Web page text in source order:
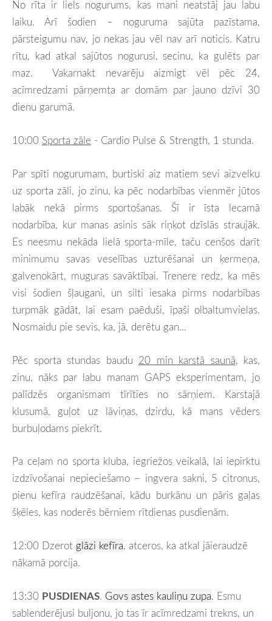
No rīta ir liels nogurums, kas mani neatstāj jau labu
laiku. Arī šodien – noguruma sajūta pazīstama,
pārsteigumu nav, jo nekas jau vēl nav arī noticis. Katru
rītu, kad atkal sajūtos nogurusi, secinu, ka gulēts par
maz. Vakarnakt nevarēju aizmigt vēl pēc 24,
acīmredzami pārņemta ar domām par jauno dzīvi 30
dienu garumā.
10:00 Sporta zāle - Cardio Pulse & Strength, 1 stunda.
Par spīti nogurumam, burtiski aiz matiem sevi aizvelku
uz sporta zāli, jo zinu, ka pēc nodarbības vienmēr jūtos
labāk nekā pirms sportošanas. Šī ir īsta lecamā
nodarbība, kur manas asinis sāk riņķot dzīslās straujāk.
Es neesmu nekāda lielā sporta-mīle, taču cenšos darīt
minimumu savas veselības uzturēšanai un ķermeņa,
galvenokārt, muguras savāktībai. Trenere redz, ka mēs
visi šodien šļaugani, un silti iesaka pirms nodarbības
turpmāk gādāt, lai esam paēduši, īpaši olbaltumvielas.
Nosmaidu pie sevis, ka, jā, derētu gan...
Pēc sporta stundas baudu 20 min karstā saunā, kas,
zinu, nāks par labu manam GAPS eksperimentam, jo
palīdzēs organismam tīrīties no sārņiem. Karstajā
klusumā, guļot uz lāviņas, dzirdu, kā mans vēders
burbuļodams piekrīt.
Pa ceļam no sporta kluba, iegriežos veikalā, lai iepirktu
izdzīvošanai nepieciešamo – ingvera sakni, 5 citronus,
pienu kefīra raudzēšanai, kādu burkānu un pāris gaļas
šķēles, kas noderēs bērniem rītdienas pusdienām.
12:00 Dzerot glāzi kefīra, atceros, ka atkal jāieraudzē
nākamā porcija.
13:30 PUSDIENAS. Govs astes kauliņu zupa. Esmu
sablenderējusi buljonu, jo tas īr acīmredzami trekns, un